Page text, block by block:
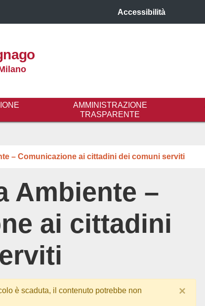
Accessibilità
AMMINISTRAZIONE
TRASPARENTE
– Comunicazione ai cittadini dei comuni serviti
Ambiente –
ai cittadini
è scaduta, il contenuto potrebbe non
×